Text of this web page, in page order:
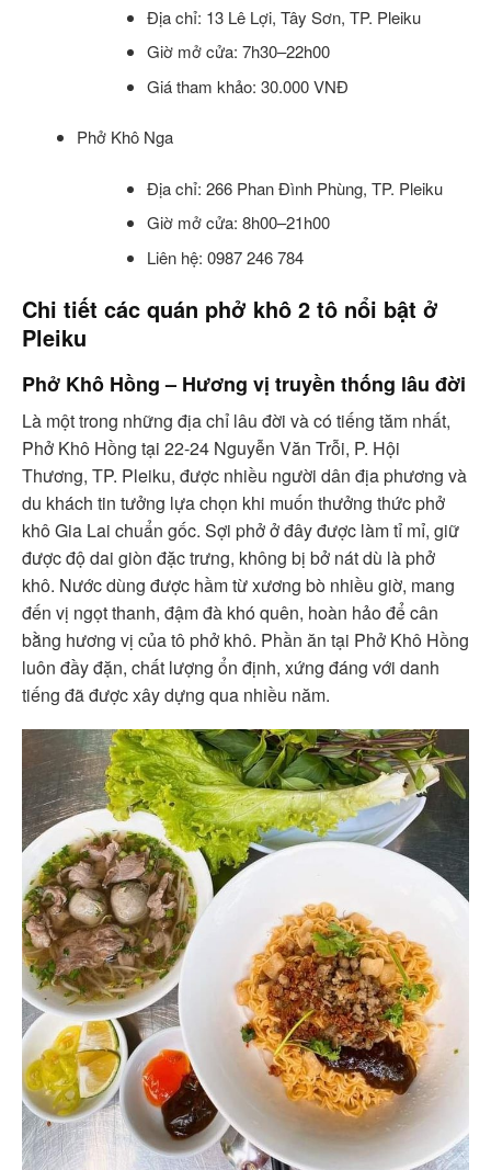
Địa chỉ: 13 Lê Lợi, Tây Sơn, TP. Pleiku
Giờ mở cửa: 7h30–22h00
Giá tham khảo: 30.000 VNĐ
Phở Khô Nga
Địa chỉ: 266 Phan Đình Phùng, TP. Pleiku
Giờ mở cửa: 8h00–21h00
Liên hệ: 0987 246 784
Chi tiết các quán phở khô 2 tô nổi bật ở
Pleiku
Phở Khô Hồng – Hương vị truyền thống lâu đời
Là một trong những địa chỉ lâu đời và có tiếng tăm nhất,
Phở Khô Hồng tại 22-24 Nguyễn Văn Trỗi, P. Hội
Thương, TP. Pleiku, được nhiều người dân địa phương và
du khách tin tưởng lựa chọn khi muốn thưởng thức phở
khô Gia Lai chuẩn gốc. Sợi phở ở đây được làm tỉ mỉ, giữ
được độ dai giòn đặc trưng, không bị bở nát dù là phở
khô. Nước dùng được hầm từ xương bò nhiều giờ, mang
đến vị ngọt thanh, đậm đà khó quên, hoàn hảo để cân
bằng hương vị của tô phở khô. Phần ăn tại Phở Khô Hồng
luôn đầy đặn, chất lượng ổn định, xứng đáng với danh
tiếng đã được xây dựng qua nhiều năm.